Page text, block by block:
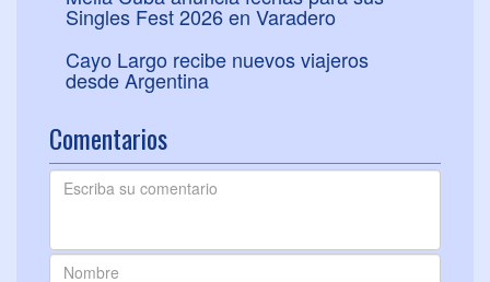
Singles Fest 2026 en Varadero
Cayo Largo recibe nuevos viajeros
desde Argentina
Comentarios